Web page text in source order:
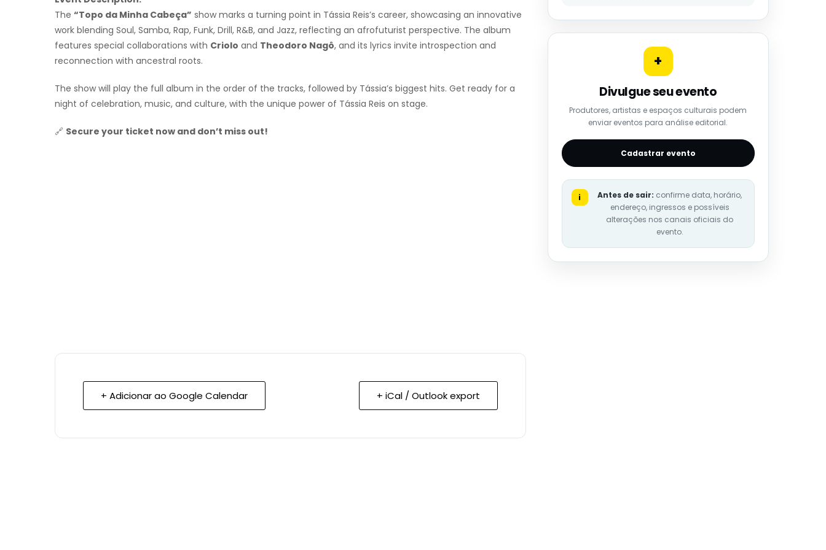
The “Topo da Minha Cabeça” show marks a turning point in Tássia Reis’s career, showcasing an innovative
work blending Soul, Samba, Rap, Funk, Drill, R&B, and Jazz, reflecting an afrofuturist perspective. The album
features special collaborations with Criolo and Theodoro Nagô, and its lyrics invite introspection and
reconnection with ancestral roots.
The show will play the full album in the order of the tracks, followed by Tássia’s biggest hits. Get ready for a
night of celebration, music, and culture, with the unique power of Tássia Reis on stage.
🔗 Secure your ticket now and don’t miss out!
+ Adicionar ao Google Calendar + iCal / Outlook export
+
Divulgue seu evento
Produtores, artistas e espaços culturais podem
enviar eventos para análise editorial.
Cadastrar evento
i Antes de sair: confirme data, horário,
endereço, ingressos e possíveis
alterações nos canais oficiais do
evento.